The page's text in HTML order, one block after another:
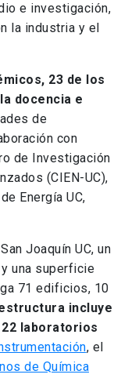
e investigación,
la industria y el
23 de los
docencia e
de
con
de Investigación
(CIEN-UC),
Energía UC,
Joaquín UC, un
una superficie
71 edificios, 10
incluye
laboratorios
, el
de Química